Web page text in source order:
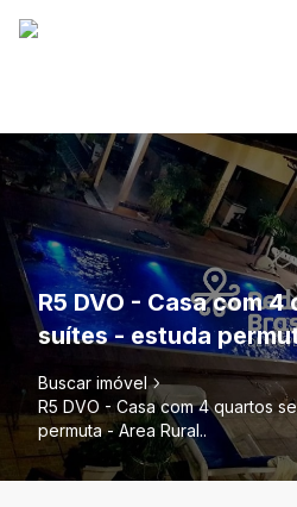
R5 DVO - Casa com
suítes - estuda
Buscar imóvel
R5 DVO - Casa com 4 quartos
permuta - Area Rural..